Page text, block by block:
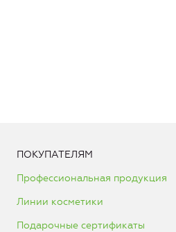
ПОКУПАТЕЛЯМ
Профессиональная продукция
Линии косметики
Подарочные сертификаты